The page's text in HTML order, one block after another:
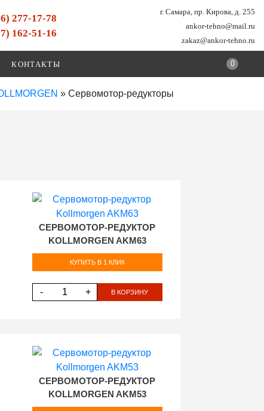
277-17-78
162-51-16
г. Самара, пр. Кирова, д. 255
ankor-tehno@mail.ru
zakaz@ankor-tehno.ru
КОНТАКТЫ 0
» Сервомотор-редукторы
СЕРВОМОТОР-РЕДУКТОР
KOLLMORGEN AKM63
КУПИТЬ В 1 КЛИК
- + В КОРЗИНУ
СЕРВОМОТОР-РЕДУКТОР
KOLLMORGEN AKM53